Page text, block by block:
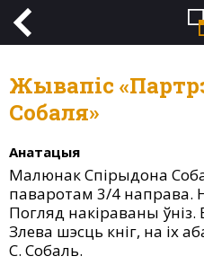
Жывапіс «Партрэт Спірыдона
Собаля»
Анатацыя
Малюнак Спірыдона Собаля ў поўны рост з
паваротам 3/4 направа.
Погляд накіраваны ўніз.
Злева шэсць кніг, на іх
С. Собаль.